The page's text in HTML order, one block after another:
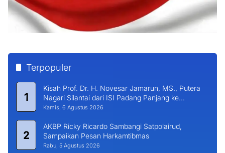
Terpopuler
1
Kisah Prof. Dr. H. Novesar Jamarun, MS., Putera
Nagari Silantai dari ISI Padang Panjang ke
Universitas Dharma Andalas
Kamis, 6 Agustus 2026
2
AKBP Ricky Ricardo Sambangi Satpolairud,
Sampaikan Pesan Harkamtibmas
Rabu, 5 Agustus 2026